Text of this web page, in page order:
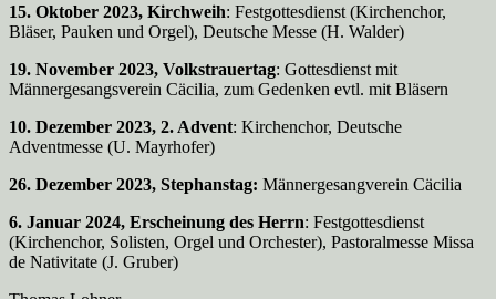
15. Oktober 2023, Kirchweih: Festgottesdienst (Kirchenchor,
Bläser, Pauken und Orgel), Deutsche Messe (H. Walder)
19. November 2023, Volkstrauertag: Gottesdienst mit
Männergesangsverein Cäcilia, zum Gedenken evtl. mit Bläsern
10. Dezember 2023, 2. Advent: Kirchenchor, Deutsche
Adventmesse (U. Mayrhofer)
26. Dezember 2023, Stephanstag: Männergesangverein Cäcilia
6. Januar 2024, Erscheinung des Herrn: Festgottesdienst
(Kirchenchor, Solisten, Orgel und Orchester), Pastoralmesse Missa
de Nativitate (J. Gruber)